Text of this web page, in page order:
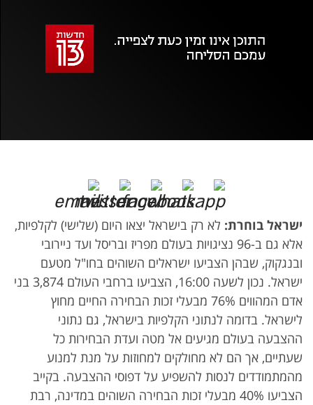
ישראל בוחרת: לא רק בישראל יצאו היום (שלישי) לקלפיות,
אלא גם ב-96 נציגויות בעולם מפריז ובריסל ועד ניירובי
ובנגקוק, שבהן הצביעו ישראלים השוהים בחו"ל מטעם
ישראל. נכון לשעה 16:00, הצביעו ברחבי העולם 3,874 בני
אדם המהווים 76% מבעלי זכות הבחירה החיים מחוץ
לישראל. בדומה לנתוני הקלפיות בישראל, גם נתוני
ההצבעה בעולם מגיעים אל מטה ועדת הבחירות כל
שעתיים, אך הם לא מחולקים למחוזות על מנת למנוע
מהמתמודדים לנסות להשפיע על דפוסי ההצבעה. בקייב
הצביעו 40% מבעלי זכות הבחירה השוהים במדינה, רבת